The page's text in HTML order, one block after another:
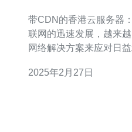
带CDN的香港云服务器：高
联网的迅速发展，越来
网络解决方案来应对日
了一种高效的网络加速
2025年2月27日